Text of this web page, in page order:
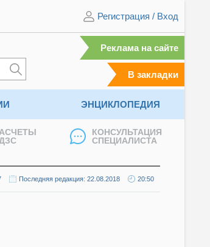
Регистрация / Вход
Реклама на сайте
В закладки
ЭНЦИКЛОПЕДИЯ
КОНСУЛЬТАЦИЯ
СПЕЦИАЛИСТА
Последняя редакция: 22.08.2018 20:50